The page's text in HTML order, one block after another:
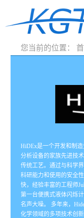
您当前的位置：
HiDEx是一个开发和制
分析设备的家族先进技
传统工艺。通过与科学
科研能力和使用的安全性
快，经验丰富的工程师
第一台便携式液体闪烁
名声大噪。 多年来，
化学领域的多项技术创